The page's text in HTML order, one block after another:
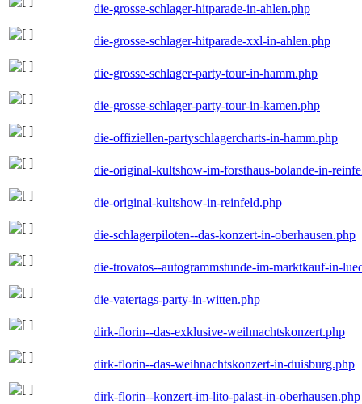
die-grosse-schlager-hitparade-in-ahlen.php
die-grosse-schlager-hitparade-xxl-in-ahlen.php
die-grosse-schlager-party-tour-in-hamm.php
die-grosse-schlager-party-tour-in-kamen.php
die-offiziellen-partyschlagercharts-in-hamm.php
die-original-kultshow-im-forsthaus-bolande-in-
die-original-kultshow-in-reinfeld.php
die-schlagerpiloten--das-konzert-in-oberhausen.php
die-trovatos--autogrammstunde-im-marktkauf-in-
die-vatertags-party-in-witten.php
dirk-florin--das-exklusive-weihnachtskonzert.php
dirk-florin--das-weihnachtskonzert-in-duisburg.php
dirk-florin--konzert-im-lito-palast-in-oberhausen.php